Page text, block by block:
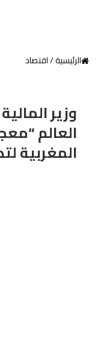
الرئيسية/اقتصاد
وزير
العالم
المغربية